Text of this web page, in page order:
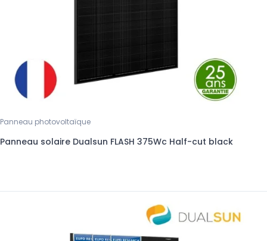
Panneau photovoltaïque
Panneau solaire Dualsun FLASH 375Wc Half-cut black